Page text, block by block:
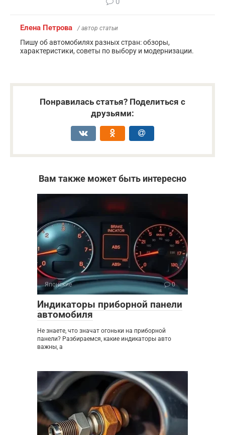
Елена Петрова / автор статьи
Пишу об автомобилях разных стран: обзоры,
характеристики, советы по выбору и модернизации.
Понравилась статья? Поделиться с
друзьями:
Вам также может быть интересно
Японские 0
Индикаторы приборной панели
автомобиля
Не знаете, что значат огоньки на приборной
панели? Разбираемся, какие индикаторы авто
важны, а